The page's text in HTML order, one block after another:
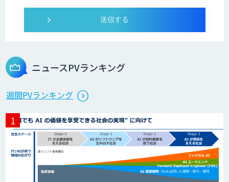
ニュースPVランキング
週間PVランキング